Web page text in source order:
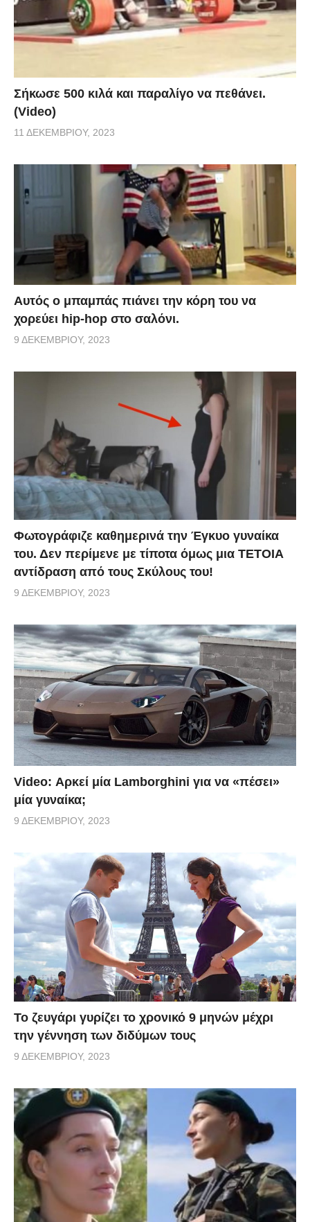
Σήκωσε 500 κιλά και παραλίγο να πεθάνει.
(Video)
11 ΔΕΚΕΜΒΡΊΟΥ, 2023
Αυτός ο μπαμπάς πιάνει την κόρη του να
χορεύει hip-hop στο σαλόνι.
9 ΔΕΚΕΜΒΡΊΟΥ, 2023
Φωτογράφιζε καθημερινά την Έγκυο γυναίκα
του. Δεν περίμενε με τίποτα όμως μια ΤΕΤΟΙΑ
αντίδραση από τους Σκύλους του!
9 ΔΕΚΕΜΒΡΊΟΥ, 2023
Video: Αρκεί μία Lamborghini για να «πέσει»
μία γυναίκα;
9 ΔΕΚΕΜΒΡΊΟΥ, 2023
Το ζευγάρι γυρίζει το χρονικό 9 μηνών μέχρι
την γέννηση των διδύμων τους
9 ΔΕΚΕΜΒΡΊΟΥ, 2023